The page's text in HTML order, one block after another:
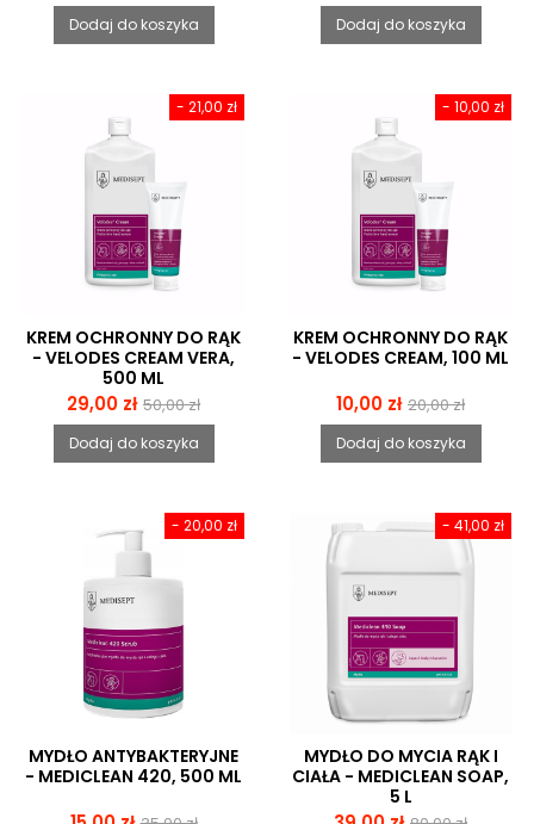
Dodaj do koszyka Dodaj do koszyka
- 21,00 zł
KREM OCHRONNY DO RĄK
- VELODES CREAM VERA,
500 ML
Cena
29,00 zł Cena
podstawowa
50,00 zł
Dodaj do koszyka
- 10,00 zł
KREM OCHRONNY DO RĄK
- VELODES CREAM, 100 ML
Cena
10,00 zł Cena
podstawowa
20,00 zł
Dodaj do koszyka
- 20,00 zł
MYDŁO ANTYBAKTERYJNE
- MEDICLEAN 420, 500 ML
- 41,00 zł
MYDŁO DO MYCIA RĄK I
CIAŁA - MEDICLEAN SOAP,
5 L